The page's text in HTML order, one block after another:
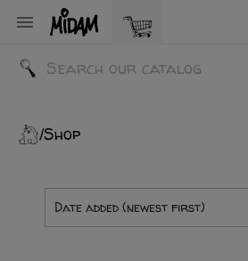

Shop
Date added (newest first)